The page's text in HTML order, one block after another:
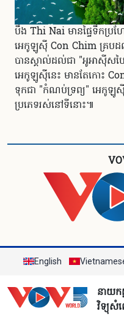
បឹង Thi Nai មានផ្ទៃទឹកប្
អេកូឡូស៊ី Con Chim គ្រប
បានស្គាល់ដល់ជា "អូអាស៊ីសប
អេកូឡូស៊ីនេះ មានតែកោះ
ទុកជា "កំណប់ទ្រព្យ" អេកូឡូស៊ី
ប្រភេទរស់នៅទីនោះ៕
English
នាយក
វិទ្យុសំ